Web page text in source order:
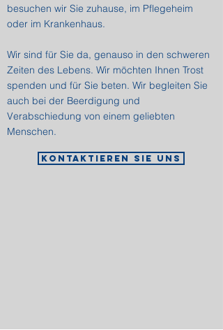
besuchen wir Sie zuhause, im Pflegeheim
oder im Krankenhaus.
Wir sind für Sie da, genauso in den schweren
Zeiten des Lebens. Wir möchten Ihnen Trost
spenden und für Sie beten. Wir begleiten Sie
auch bei der Beerdigung und
Verabschiedung von einem geliebten
Menschen.
KOntaktieren sie uns